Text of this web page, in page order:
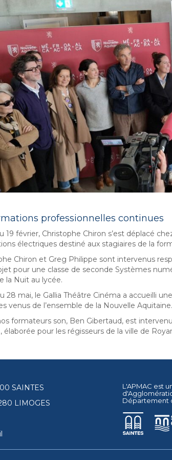
professionnelles continues
19 février, Christophe Chiron s’est déplacé
électriques destiné aux stagiaires de la
Chiron et Greg Philippe sont intervenus
pour une classe de seconde Systèmes
la Nuit au lycée.
28 mai, le Gallia Théâtre Cinéma a accueilli
venus de l’ensemble de la Nouvelle Aquitaine.
formateurs son, Ben Gibertaud, est
élaborée pour les régisseurs de la ville de
SAINTES
LIMOGES
L'APMAC est
Département